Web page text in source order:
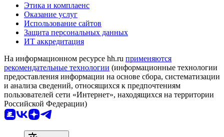
Этика и комплаенс
Оказание услуг
Использование сайтов
Защита персональных данных
ИТ аккредитация
На информационном ресурсе hh.ru применяются
рекомендательные технологии (информационные технологии
предоставления информации на основе сбора, систематизации
и анализа сведений, относящихся к предпочтениям
пользователей сети «Интернет», находящихся на территории
Российской Федерации)